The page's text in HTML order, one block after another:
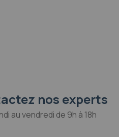
nos experts
au vendredi de 9h à 18h